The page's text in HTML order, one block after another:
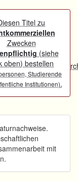
Titel zu
Zwecken
(siehe
oben) bestellen
Studierende
Institutionen).
mit